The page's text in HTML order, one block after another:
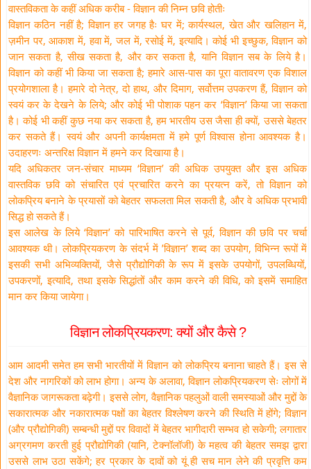
वास्तविकता के कहीं अधिक करीब - विज्ञान की निम्न छवि होतीः
विज्ञान कठिन नहीं है; विज्ञान हर जगह हैः घर में; कार्यस्थल, खेत और खलिहान में,
ज़मीन पर, आकाश में, हवा में, जल में, रसोई में, इत्यादि। कोई भी इच्छुक, विज्ञान को
जान सकता है, सीख सकता है, और कर सकता है, यानि विज्ञान सब के लिये है।
विज्ञान को कहीं भी किया जा सकता है; हमारे आस-पास का पूरा वातावरण एक विशाल
प्रयोगशाला है। हमारे दो नेत्र, दो हाथ, और दिमाग, सर्वोत्तम उपकरण हैं, विज्ञान को
स्वयं कर के देखने के लिये; और कोई भी पोशाक पहन कर ‘विज्ञान’ किया जा सकता
है। कोई भी कहीं कुछ नया कर सकता है, हम भारतीय उस जैसा ही क्यों, उससे बेहतर
कर सकते हैं। स्वयं और अपनी कार्यक्षमता में हमे पूर्ण विश्वास होना आवश्यक है।
उदाहरणः अन्तरिक्ष विज्ञान में हमने कर दिखाया है।
यदि अधिकतर जन-संचार माध्यम ‘विज्ञान’ की अधिक उपयुक्त और इस अधिक
वास्तविक छवि को संचारित एवं प्रचारित करने का प्रयत्न करें, तो विज्ञान को
लोकप्रिय बनाने के प्रयासों को बेहतर सफलता मिल सकती है, और वे अधिक प्रभावी
सिद्ध हो सकते हैं।
इस आलेख के लिये ‘विज्ञान’ को पारिभाषित करने से पूर्व, विज्ञान की छवि पर चर्चा
आवश्यक थी। लोकप्रियकरण के संदर्भ में ’विज्ञान’ शब्द का उपयोग, विभिन्न रूपों में
इसकी सभी अभिव्यक्तियों, जैसे प्रौद्योगिकी के रूप में इसके उपयोगों, उपलब्धियों,
उपकरणों, इत्यादि, तथा इसके सिद्धांतों और काम करने की विधि, को इसमें समाहित
मान कर किया जायेगा।
विज्ञान लोकप्रियकरण: क्यों और कैसे ?
आम आदमी समेत हम सभी भारतीयों में विज्ञान को लोकप्रिय बनाना चाहते हैं। इस से
देश और नागरिकों को लाभ होगा। अन्य के अलावा, विज्ञान लोकप्रियकरण सेः लोगों में
वैज्ञानिक जागरूकता बढ़ेगी। इससे लोग, वैज्ञानिक पहलुओं वाली समस्याओं और मुद्दों के
सकारात्मक और नकारात्मक पक्षों का बेहतर विश्लेषण करने की स्थिति में होंगे; विज्ञान
(और प्रौद्योगिकी) सम्बन्धी मुद्दों पर विवादों में बेहतर भागीदारी सम्भव हो सकेगी; लगातार
अग्रगमण करती हुई प्रौद्योगिकी (यानि, टेक्नॉलॉजी) के महत्व की बेहतर समझ द्वारा
उससे लाभ उठा सकेंगे; हर प्रकार के दावों को यूं ही सच मान लेने की प्रवृत्ति कम